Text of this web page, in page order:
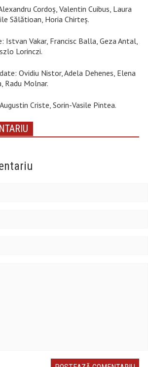
Cordoș, Valentin Cuibus, Laura
Sălătioan, Horia Chirteș.
Istvan Vakar, Francisc Balla, Geza Antal,
Lorinczi.
Ovidiu Nistor, Adela Dehenes, Elena
Radu Molnar.
Criste, Sorin-Vasile Pintea.